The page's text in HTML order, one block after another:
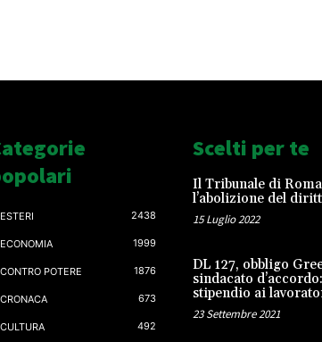
ESTERI 2438
ECONOMIA 1999
CONTRO POTERE 1876
CRONACA 673
CULTURA 492
Scelti per te
Il Tribunale di
l’abolizione del
15 Luglio 2022
DL 127, obbligo
sindacato
stipendio ai
23 Settembre 2021